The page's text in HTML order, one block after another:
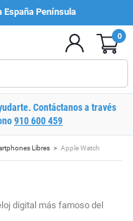
España Península
0
Contáctanos a través
910 600 459
Libres Apple Watch
digital más famoso del